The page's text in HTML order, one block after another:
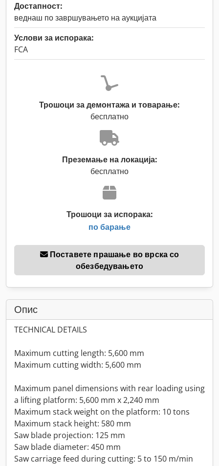
Достапност:
веднаш по завршувањето на аукцијата
Услови за испорака:
FCA
Трошоци за демонтажа и товарање:
бесплатно
Преземање на локација:
бесплатно
Трошоци за испорака:
по барање
Поставете прашање во врска со
обезбедувањето
Опис
TECHNICAL DETAILS
Maximum cutting length: 5,600 mm
Maximum cutting width: 5,600 mm
Maximum panel dimensions with rear loading using
a lifting platform: 5,600 mm x 2,240 mm
Maximum stack weight on the platform: 10 tons
Maximum stack height: 580 mm
Saw blade projection: 125 mm
Saw blade diameter: 450 mm
Saw carriage feed during cutting: 5 to 150 m/min